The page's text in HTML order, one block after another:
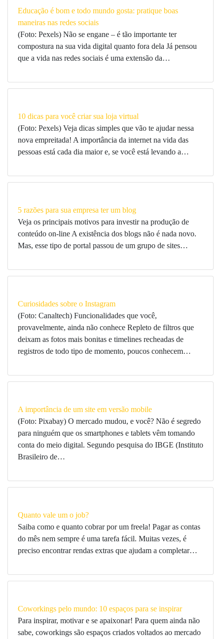
Educação é bom e todo mundo gosta: pratique boas
maneiras nas redes sociais
(Foto: Pexels) Não se engane – é tão importante ter
compostura na sua vida digital quanto fora dela Já pensou
que a vida nas redes sociais é uma extensão da…
10 dicas para você criar sua loja virtual
(Foto: Pexels) Veja dicas simples que vão te ajudar nessa
nova empreitada! A importância da internet na vida das
pessoas está cada dia maior e, se você está levando a…
5 razões para sua empresa ter um blog
Veja os principais motivos para investir na produção de
conteúdo on-line A existência dos blogs não é nada novo.
Mas, esse tipo de portal passou de um grupo de sites…
Curiosidades sobre o Instagram
(Foto: Canaltech) Funcionalidades que você,
provavelmente, ainda não conhece Repleto de filtros que
deixam as fotos mais bonitas e timelines recheadas de
registros de todo tipo de momento, poucos conhecem…
A importância de um site em versão mobile
(Foto: Pixabay) O mercado mudou, e você? Não é segredo
para ninguém que os smartphones e tablets vêm tomando
conta do meio digital. Segundo pesquisa do IBGE (Instituto
Brasileiro de…
Quanto vale um o job?
Saiba como e quanto cobrar por um freela! Pagar as contas
do mês nem sempre é uma tarefa fácil. Muitas vezes, é
preciso encontrar rendas extras que ajudam a completar…
Coworkings pelo mundo: 10 espaços para se inspirar
Para inspirar, motivar e se apaixonar! Para quem ainda não
sabe, coworkings são espaços criados voltados ao mercado